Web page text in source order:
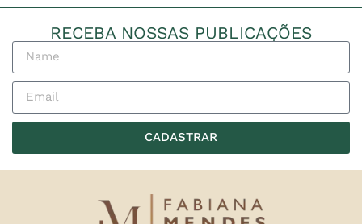
RECEBA NOSSAS PUBLICAÇÕES
CADASTRAR